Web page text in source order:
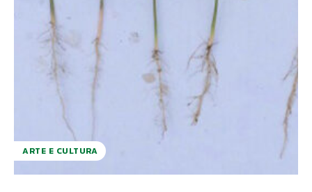
ARTE E CULTURA